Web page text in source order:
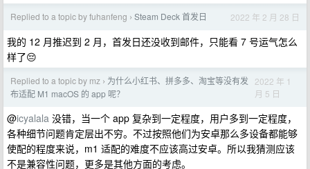
Replied to a topic by fuhanfeng › Steam Deck 首发日 2022 年 2 月 28 日
我的 12 月推迟到 2 月，首发日还没收到邮件，只能看 7 号运气怎么
样了😔
Replied to a topic by mz › 为什么小红书、拼多多、淘宝等没有发
布适配 M1 macOS 的 app 呢？
2022 年 1
月 5 日
@icyalala 没错，当一个 app 复杂到一定程度，用户多到一定程度，
各种细节问题肯定层出不穷。不过按照他们为安卓那么多设备都能够
使配的程度来说，m1 适配的难度不应该高过安卓。所以我猜测应该
不是兼容性问题，更多是其他方面的考虑。